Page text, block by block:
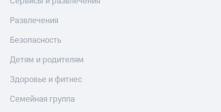
Развлечения
Безопасность
Детям и родителям
Здоровье и фитнес
Семейная группа